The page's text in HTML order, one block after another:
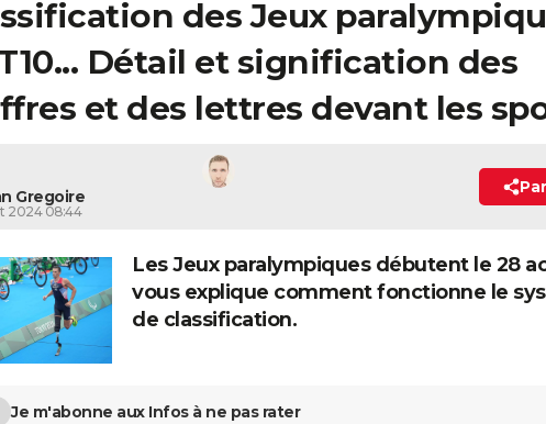
des Jeux
T10... Détail et signification des
et des lettres devant les
Gregoire
2024 08:44
Les Jeux paralympiques débutent le 28
vous explique comment fonctionne le
de classification.
Je m'abonne aux Infos à ne pas rater